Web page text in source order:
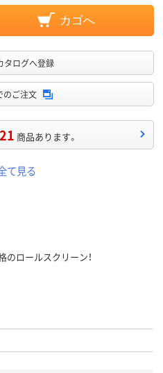
カゴへ
タログへ登録
のご注文
21 商品あります。
て見る
ロールスクリーン！